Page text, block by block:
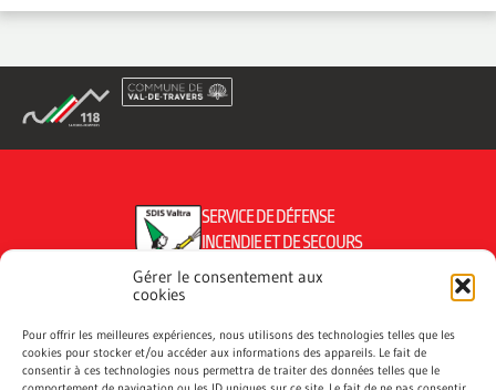
Gérer le consentement aux
cookies
Pour offrir les meilleures expériences, nous utilisons des technologies telles que les
cookies pour stocker et/ou accéder aux informations des appareils. Le fait de
consentir à ces technologies nous permettra de traiter des données telles que le
SERVICE DE DÉFENSE
INCENDIE ET DE SECOURS
DU VAL-DE-TRAVERS
CONTACTEZ NOUS